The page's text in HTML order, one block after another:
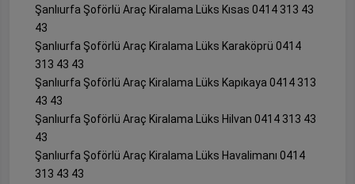
Şanlıurfa Şoförlü Araç Kiralama Lüks Kısas 0414 313 43
43
Şanlıurfa Şoförlü Araç Kiralama Lüks Karaköprü 0414
313 43 43
Şanlıurfa Şoförlü Araç Kiralama Lüks Kapıkaya 0414 313
43 43
Şanlıurfa Şoförlü Araç Kiralama Lüks Hilvan 0414 313 43
43
Şanlıurfa Şoförlü Araç Kiralama Lüks Havalimanı 0414
313 43 43